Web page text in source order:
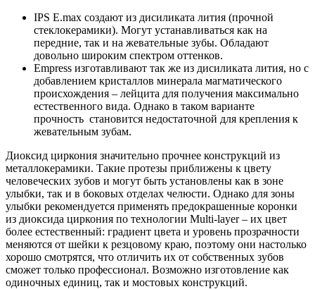
IPS E.max создают из дисиликата лития (прочной
стеклокерамики). Могут устанавливаться как на
передние, так и на жевательные зубы. Обладают
довольно широким спектром оттенков.
Empress изготавливают так же из дисиликата лития, но с
добавлением кристаллов минерала магматического
происхождения – лейцита для получения максимально
естественного вида. Однако в таком варианте
прочность становится недостаточной для крепления к
жевательным зубам.
Диоксид циркония значительно прочнее конструкций из
металлокерамики. Такие протезы приближены к цвету
человеческих зубов и могут быть установлены как в зоне
улыбки, так и в боковых отделах челюсти. Однако для зоны
улыбки рекомендуется применять предокрашенные коронки
из диоксида циркония по технологии Multi-layer – их цвет
более естественный: градиент цвета и уровень прозрачности
меняются от шейки к резцовому краю, поэтому они настолько
хорошо смотрятся, что отличить их от собственных зубов
сможет только профессионал. Возможно изготовление как
одиночных единиц, так и мостовых конструкций.